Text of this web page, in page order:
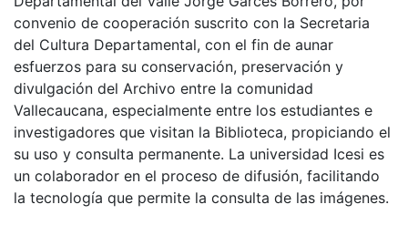
convenio de cooperación suscrito con la Secretaria
del Cultura Departamental, con el fin de aunar
esfuerzos para su conservación, preservación y
divulgación del Archivo entre la comunidad
Vallecaucana, especialmente entre los estudiantes e
investigadores que visitan la Biblioteca, propiciando el
su uso y consulta permanente. La universidad Icesi es
un colaborador en el proceso de difusión, facilitando
la tecnología que permite la consulta de las imágenes.